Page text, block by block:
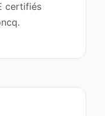
certifiés